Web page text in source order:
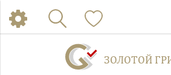
ЗОЛОТОЙ